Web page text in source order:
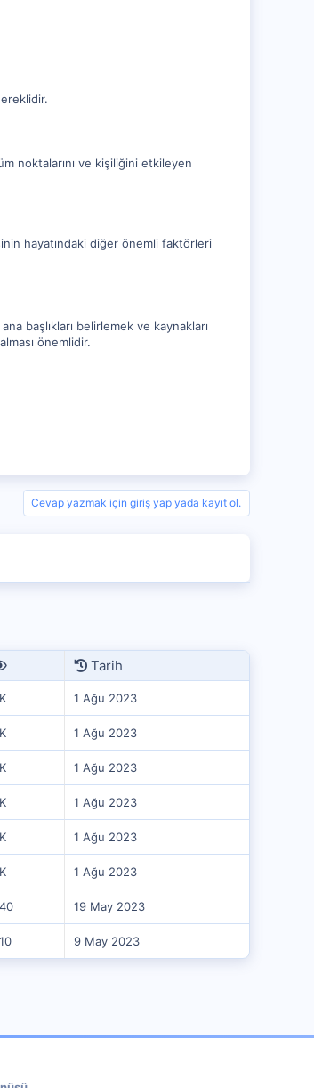
noktalarını ve kişiliğini etkileyen
hayatındaki diğer önemli faktörleri
başlıkları belirlemek ve kaynakları
önemlidir.
Cevap yazmak için giriş yap yada kayıt ol.
Tarih
1 Ağu 2023
1 Ağu 2023
1 Ağu 2023
1 Ağu 2023
1 Ağu 2023
1 Ağu 2023
19 May 2023
9 May 2023